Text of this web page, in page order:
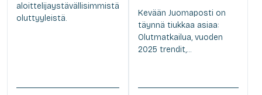
aloittelijaystävällisimmistä
oluttyyleistä.
Kevään Juomaposti on
täynnä tiukkaa asiaa:
Olutmatkailua, vuoden
2025 trendit,...